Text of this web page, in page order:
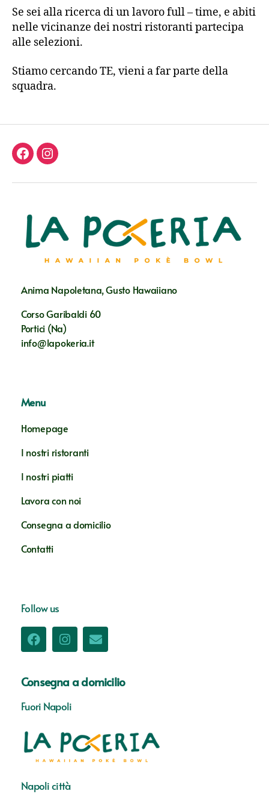
Se sei alla ricerca di un lavoro full – time, e abiti
nelle vicinanze dei nostri ristoranti partecipa
alle selezioni.
Stiamo cercando TE, vieni a far parte della
squadra.
Anima Napoletana, Gusto Hawaiiano
Corso Garibaldi 60
Portici (Na)
info@lapokeria.it
Menu
Homepage
I nostri ristoranti
I nostri piatti
Lavora con noi
Consegna a domicilio
Contatti
Follow us
Consegna a domicilio
Fuori Napoli
Napoli città